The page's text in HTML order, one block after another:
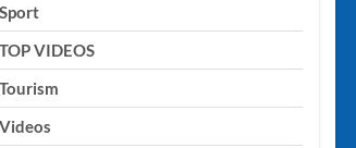
Sport
TOP VIDEOS
Tourism
Videos